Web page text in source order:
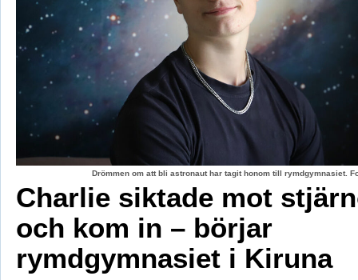
Drömmen om att bli astronaut har tagit honom till rymdgymnasiet.
Charlie siktade mot
och kom in – börjar
rymdgymnasiet i Kiruna